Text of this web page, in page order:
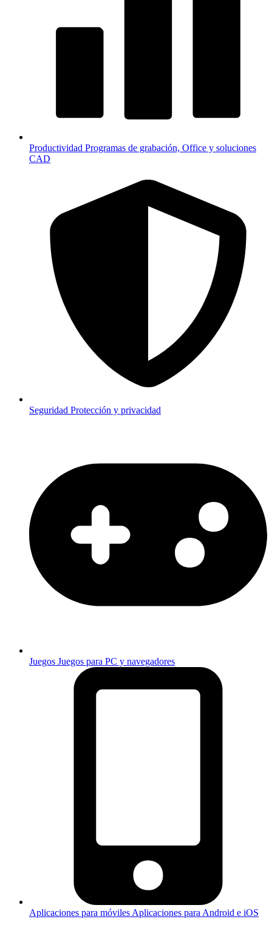
Productividad Programas de grabación, Office y soluciones
CAD
Seguridad Protección y privacidad
Juegos Juegos para PC y navegadores
Aplicaciones para móviles Aplicaciones para Android e iOS